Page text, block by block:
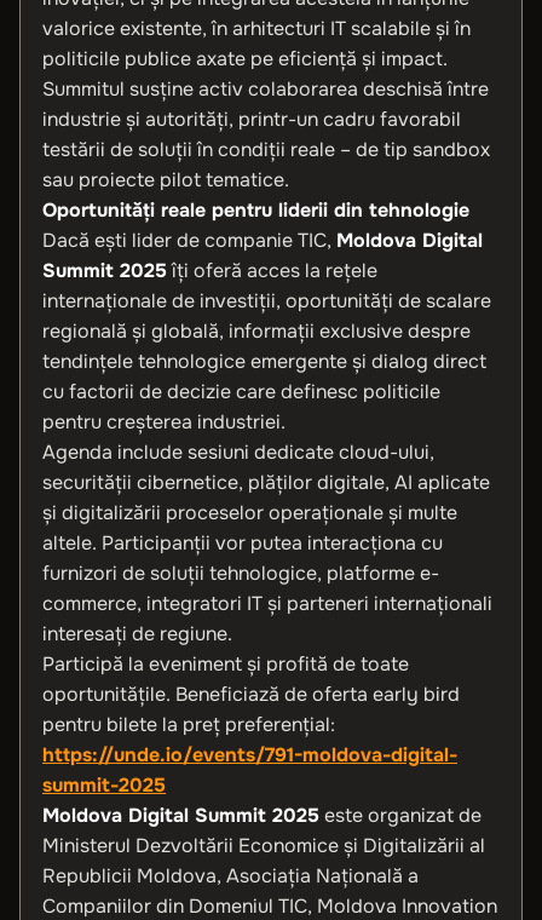
valorice existente, în arhitecturi IT scalabile și în
politicile publice axate pe eficiență și impact.
Summitul susține activ colaborarea deschisă între
industrie și autorități, printr-un cadru favorabil
testării de soluții în condiții reale – de tip sandbox
sau proiecte pilot tematice.
Oportunități reale pentru liderii din tehnologie
Dacă ești lider de companie TIC, Moldova Digital
Summit 2025îți oferă acces la rețele
internaționale de investiții, oportunități de scalare
regională și globală, informații exclusive despre
tendințele tehnologice emergente și dialog direct
cu factorii de decizie care definesc politicile
pentru creșterea industriei.
Agenda include sesiuni dedicate cloud-ului,
securității cibernetice, plăților digitale, AI aplicate
și digitalizării proceselor operaționale și multe
altele. Participanții vor putea interacționa cu
furnizori de soluții tehnologice, platforme e-
commerce, integratori IT și parteneri internaționali
interesați de regiune.
Participă la eveniment și profită de toate
oportunitățile. Beneficiază de oferta early bird
pentru bilete la preț preferențial:
https://unde.io/events/791-moldova-digital-
summit-2025
Moldova Digital Summit 2025este organizat de
Ministerul Dezvoltării Economice și Digitalizării al
Republicii Moldova, Asociația Națională a
Companiilor din Domeniul TIC, Moldova Innovation